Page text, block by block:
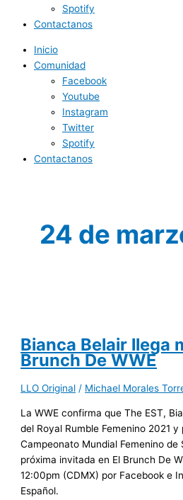
Spotify
Contactanos
Inicio
Comunidad
Facebook
Youtube
Instagram
Twitter
Spotify
Contactanos
24 de
Bianca Belair llega
Brunch De WWE
LLO Original / Michael Morales
La WWE confirma que The EST,
del Royal Rumble Femenino 2021
Campeonato Mundial Femenino de
próxima invitada en El Brunch De
12:00pm (CDMX) por Facebook e
Español.